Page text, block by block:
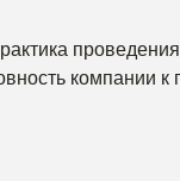
компании